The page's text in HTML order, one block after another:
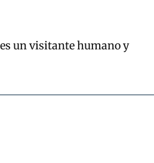
un visitante humano y